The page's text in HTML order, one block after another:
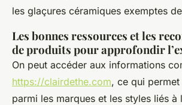
les glaçures céramiques exemptes
Les bonnes ressources et les
de produits pour approfondir
On peut accéder aux informations
https://clairdethe.com, ce qui permet
parmi les marques et les styles liés à